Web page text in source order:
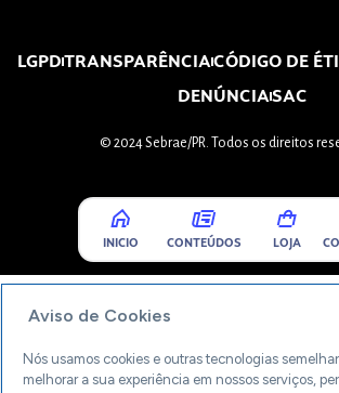
LGPDTRANSPARÊNCIACÓDIGO DE
DENÚNCIASAC
© 2024 Sebrae/PR. Todos os direitos
INICIO CONTEÚDOS LOJA
Aviso de Cookies
Nós usamos cookies e outras tecnologias
melhorar a sua experiência em nossos serviços,